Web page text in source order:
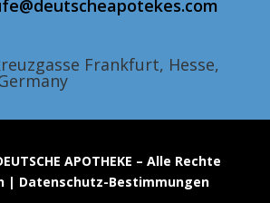
Frankfurt, Hesse,
APOTHEKE – Alle Rechte
| Datenschutz-Bestimmungen